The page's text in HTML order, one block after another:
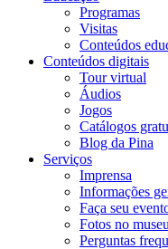
Programas
Visitas
Conteúdos
Conteúdos digitais
Tour virtual
Áudios
Jogos
Catálogos
Blog da Pina
Serviços
Imprensa
Informações
Faça seu
Fotos no museu
Perguntas